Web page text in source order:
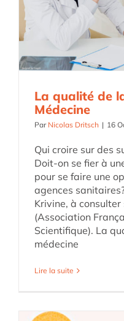
La qualité de
Médecine
Par Nicolas Dritsch | 16
Qui croire sur des
Doit-on se fier à
pour se faire une
agences
Krivine, à consulter
(Association
Scientifique). La
médecine
Lire la suite